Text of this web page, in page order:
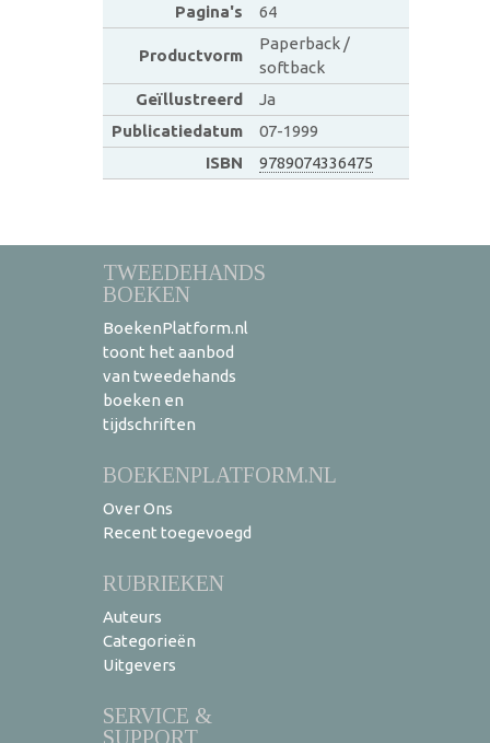
Pagina's
64
Productvorm
Paperback /
softback
Geïllustreerd
Ja
Publicatiedatum
07-1999
ISBN
9789074336475
TWEEDEHANDS
BOEKEN
BoekenPlatform.nl
toont het aanbod
van tweedehands
boeken en
tijdschriften
BOEKENPLATFORM.NL
Over Ons
Recent toegevoegd
RUBRIEKEN
Auteurs
Categorieën
Uitgevers
SERVICE &
SUPPORT